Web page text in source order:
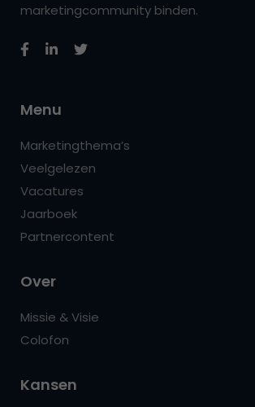
marketingcommunity binden.
Menu
Marketingthema’s
Veelgelezen
Vacatures
Jaarboek
Partnercontent
Over
Missie & Visie
Colofon
Kansen